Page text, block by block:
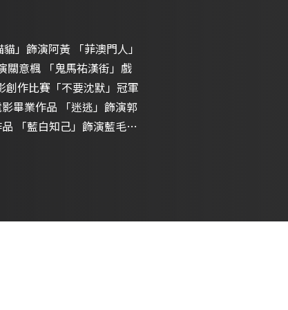
」飾演阿黃 「菲澳門人」
關意楓 「鬼馬祐漢街」戲
創作比賽「不要沈默」冠軍
畢業作品 「迷逃」飾演郭
x洋蔥娛樂 「花有歸根」
服裝展示秀 莉婭時尚